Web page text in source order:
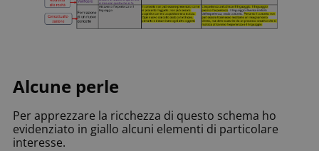
Alcune perle
Per apprezzare la ricchezza di questo schema ho
evidenziato in giallo alcuni elementi di particolare
interesse.